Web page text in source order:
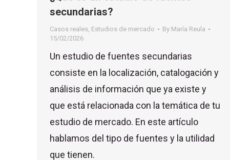
secundarias?
Casos reales Estudios de mercado By María Reula
15/02/2026
Un estudio de fuentes secundarias
consiste en la localización, catalogación y
análisis de información que ya existe y
que está relacionada con la temática de tu
estudio de mercado. En este artículo
hablamos del tipo de fuentes y la utilidad
que tienen.